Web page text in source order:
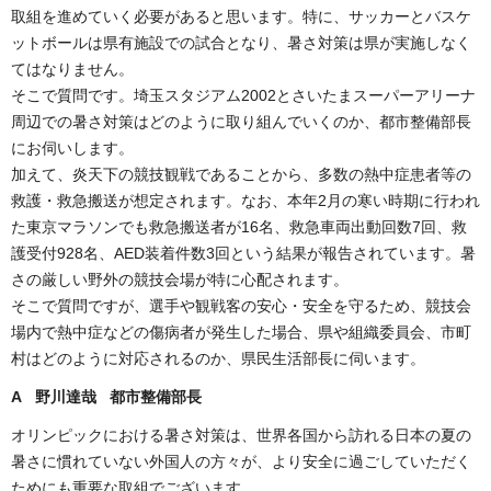
取組を進めていく必要があると思います。特に、サッカーとバスケ
ットボールは県有施設での試合となり、暑さ対策は県が実施しなく
てはなりません。
そこで質問です。埼玉スタジアム2002とさいたまスーパーアリーナ
周辺での暑さ対策はどのように取り組んでいくのか、都市整備部長
にお伺いします。
加えて、炎天下の競技観戦であることから、多数の熱中症患者等の
救護・救急搬送が想定されます。なお、本年2月の寒い時期に行われ
た東京マラソンでも救急搬送者が16名、救急車両出動回数7回、救
護受付928名、AED装着件数3回という結果が報告されています。暑
さの厳しい野外の競技会場が特に心配されます。
そこで質問ですが、選手や観戦客の安心・安全を守るため、競技会
場内で熱中症などの傷病者が発生した場合、県や組織委員会、市町
村はどのように対応されるのか、県民生活部長に伺います。
A 野川達哉 都市整備部長
オリンピックにおける暑さ対策は、世界各国から訪れる日本の夏の
暑さに慣れていない外国人の方々が、より安全に過ごしていただく